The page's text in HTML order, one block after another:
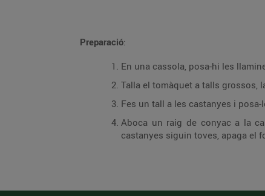
Preparació:
En una cassola, posa-hi les
Talla el tomàquet a talls grossos,
Fes un tall a les castanyes i
Aboca un raig de conyac a la
castanyes siguin toves, apaga el